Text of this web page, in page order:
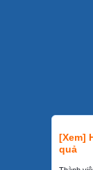
[Xem]
quả